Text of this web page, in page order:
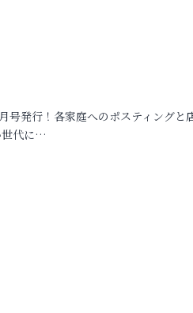
号発行！各家庭へのポスティングと
世代に…